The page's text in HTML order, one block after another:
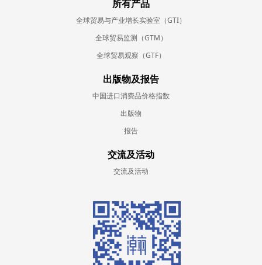
所有产品
全球贸易与产业增长实验室（GTI）
全球贸易监测（GTM）
全球贸易观察（GTF）
出版物及报告
中国进口消费品价格指数
出版物
报告
交流及活动
交流及活动